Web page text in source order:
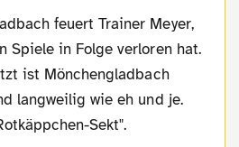
feuert Trainer Meyer,
Spiele in Folge verloren hat.
ist Mönchengladbach
langweilig wie eh und je.
Sekt".